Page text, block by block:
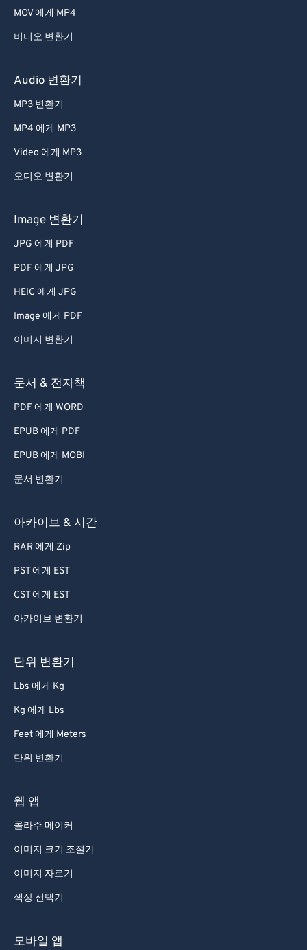
MOV 에게 MP4
비디오 변환기
Audio 변환기
MP3 변환기
MP4 에게 MP3
Video 에게 MP3
오디오 변환기
Image 변환기
JPG 에게 PDF
PDF 에게 JPG
HEIC 에게 JPG
Image 에게 PDF
이미지 변환기
문서 & 전자책
PDF 에게 WORD
EPUB 에게 PDF
EPUB 에게 MOBI
문서 변환기
아카이브 & 시간
RAR 에게 Zip
PST 에게 EST
CST 에게 EST
아카이브 변환기
단위 변환기
Lbs 에게 Kg
Kg 에게 Lbs
Feet 에게 Meters
단위 변환기
웹 앱
콜라주 메이커
이미지 크기 조절기
이미지 자르기
색상 선택기
모바일 앱